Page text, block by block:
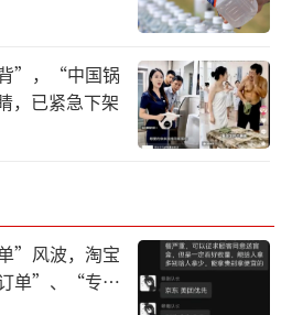
度的业绩变动，开立指
环境因素影响，收入基本
队支出以及差旅费用等销
利润有所下滑。此外，三
境因素逐渐好转，将努力
目标。
开立海外销售覆盖接近130
”，“中国锅
，已紧急下架
”风波，淘宝
单”、“专挑